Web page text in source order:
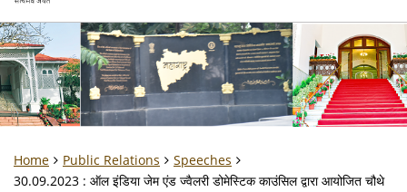
Home Public Relations
Speeches
30.09.2023 : ऑल इंडिया जेम एंड ज्वैलरी डोमेस्टिक काउंसिल द्वारा आयोजित चौथे